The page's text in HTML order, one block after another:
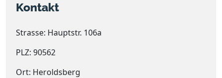
Kontakt
Strasse: Hauptstr. 106a
PLZ: 90562
Ort: Heroldsberg